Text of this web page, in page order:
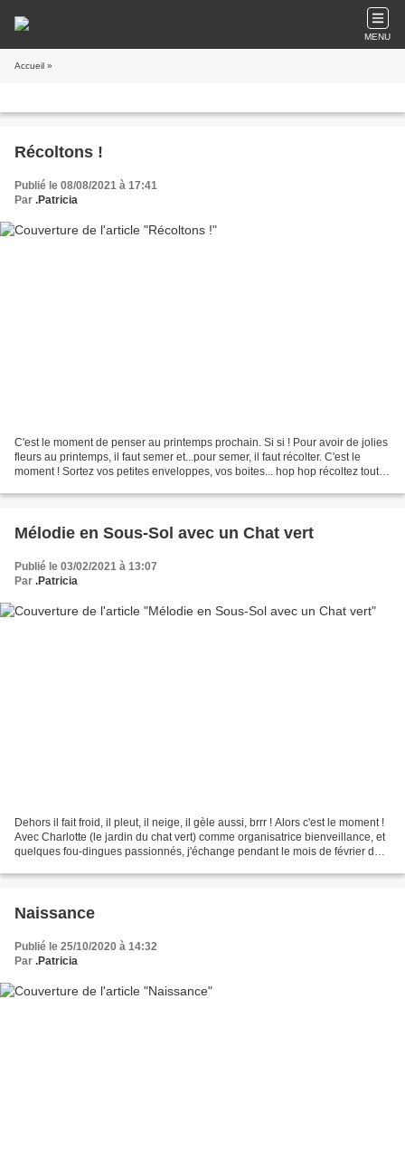
MENU
Accueil »
Récoltons !
Publié le 08/08/2021 à 17:41
Par .Patricia
C'est le moment de penser au printemps prochain. Si si ! Pour avoir de jolies
fleurs au printemps, il faut semer et...pour semer, il faut récolter. C'est le
moment ! Sortez vos petites enveloppes, vos boites... hop hop récoltez tout
Mélodie en Sous-Sol avec un Chat vert
Publié le 03/02/2021 à 13:07
Par .Patricia
Dehors il fait froid, il pleut, il neige, il gèle aussi, brrr ! Alors c'est le moment !
Avec Charlotte (le jardin du chat vert) comme organisatrice bienveillance, et
quelques fou-dingues passionnés, j'échange pendant le mois de février des
Naissance
Publié le 25/10/2020 à 14:32
Par .Patricia